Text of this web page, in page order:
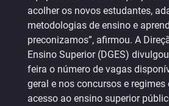
acolher os novos estudantes,
metodologias de ensino e
preconizamos”, afirmou. A
Ensino Superior (DGES)
feira o número de vagas
geral e nos concursos e regimes
acesso ao ensino superior